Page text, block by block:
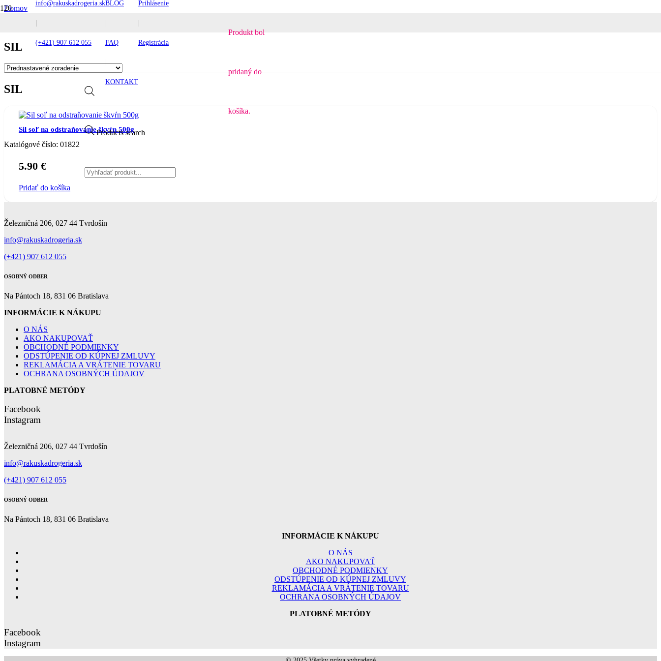
info@rakuskadrogeria.sk
|
(+421) 907 612 055
BLOG
|
FAQ
|
KONTAKT
Prihlásenie
|
Registrácia
Products search
Produktbol
pridaný do
košíka.
Domov
SIL
SIL
Sil soľ na odstraňovanie škvŕn 500g
Katalógové číslo: 01822
5.90 €
Pridať do košíka
Železničná 206, 027 44 Tvrdošín
info@rakuskadrogeria.sk
(+421) 907 612 055
OSOBNÝ ODBER
Na Pántoch 18, 831 06 Bratislava
INFORMÁCIE K NÁKUPU
O NÁS
AKO NAKUPOVAŤ
OBCHODNÉ PODMIENKY
ODSTÚPENIE OD KÚPNEJ ZMLUVY
REKLAMÁCIA A VRÁTENIE TOVARU
OCHRANA OSOBNÝCH ÚDAJOV
PLATOBNÉ METÓDY
Facebook
Instagram
Železničná 206, 027 44 Tvrdošín
info@rakuskadrogeria.sk
(+421) 907 612 055
OSOBNÝ ODBER
Na Pántoch 18, 831 06 Bratislava
INFORMÁCIE K NÁKUPU
O NÁS
AKO NAKUPOVAŤ
OBCHODNÉ PODMIENKY
ODSTÚPENIE OD KÚPNEJ ZMLUVY
REKLAMÁCIA A VRÁTENIE TOVARU
OCHRANA OSOBNÝCH ÚDAJOV
PLATOBNÉ METÓDY
Facebook
Instagram